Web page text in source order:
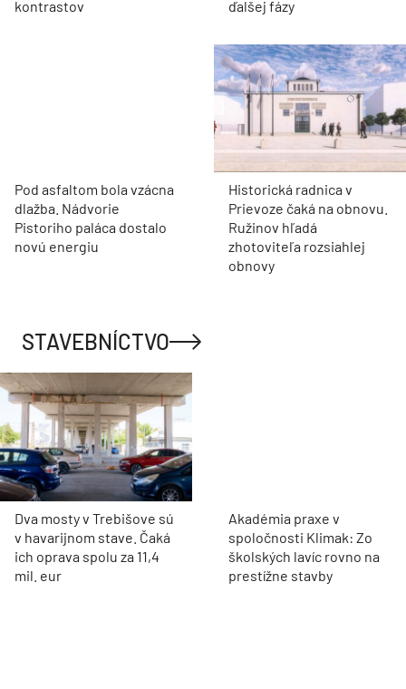
kontrastov ďalšej fázy
Pod asfaltom bola vzácna
dlažba. Nádvorie
Pistoriho paláca dostalo
novú energiu
Historická radnica v
Prievoze čaká na obnovu.
Ružinov hľadá
zhotoviteľa rozsiahlej
obnovy
STAVEBNÍCTVO
Dva mosty v Trebišove sú
v havarijnom stave. Čaká
ich oprava spolu za 11,4
mil. eur
Akadémia praxe v
spoločnosti Klimak: Zo
školských lavíc rovno na
prestížne stavby